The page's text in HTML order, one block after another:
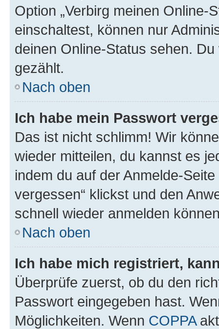
Option „Verbirg meinen Online-
einschaltest, können nur
deinen Online-Status sehen.
gezählt.
Nach oben
Ich habe mein Passwort
Das ist nicht schlimm! Wir
wieder mitteilen, du kannst es
indem du auf der Anmelde-
vergessen“ klickst und den
schnell wieder anmelden
Nach oben
Ich habe mich registriert,
Überprüfe zuerst, ob du den
Passwort eingegeben hast.
Möglichkeiten. Wenn COPPA